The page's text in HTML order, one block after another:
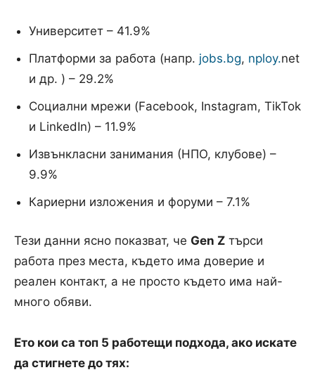
Университет – 41.9%
Платформи за работа (напр. jobs.bg, nploy.net
и др. ) – 29.2%
Социални мрежи (Facebook, Instagram, TikTok
и LinkedIn) – 11.9%
Извънкласни занимания (НПО, клубове) –
9.9%
Кариерни изложения и форуми – 7.1%
Тези данни ясно показват, че Gen Z търси
работа през места, където има доверие и
реален контакт, а не просто където има най-
много обяви.
Ето кои са топ 5 работещи подхода, ако искате
да стигнете до тях: